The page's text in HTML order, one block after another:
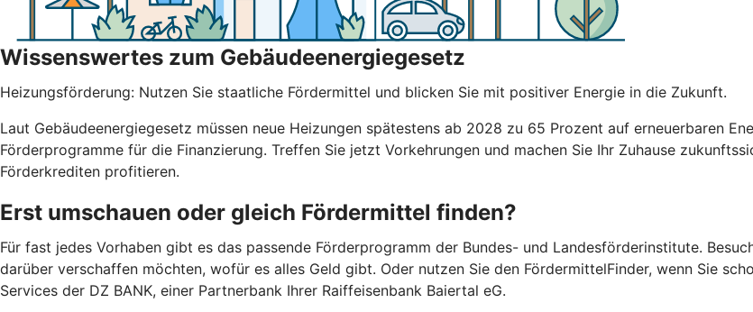
Wissenswertes zum Gebäudeenergiegesetz
Heizungsförderung: Nutzen Sie staatliche Fördermittel und blicken Sie mit positiver Energie in die Zukunft.
Laut Gebäudeenergiegesetz müssen neue Heizungen spätestens ab 2028 zu 65 Prozent auf erneuerbaren
Förderprogramme für die Finanzierung. Treffen Sie jetzt Vorkehrungen und machen Sie Ihr Zuhause
Förderkrediten profitieren.
Erst umschauen oder gleich Fördermittel finden?
Für fast jedes Vorhaben gibt es das passende Förderprogramm der Bundes- und Landesförderinstitute.
darüber verschaffen möchten, wofür es alles Geld gibt. Oder nutzen Sie den FördermittelFinder, wenn Sie
Services der DZ BANK, einer Partnerbank Ihrer Raiffeisenbank Baiertal eG.